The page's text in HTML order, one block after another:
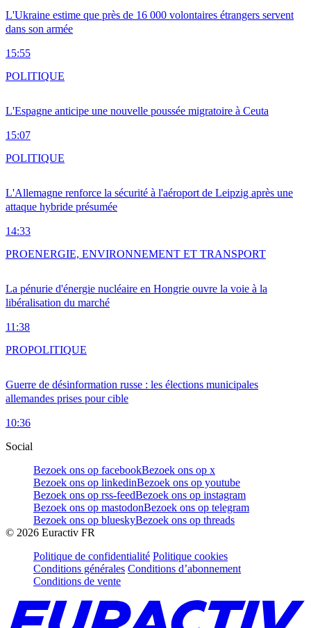
L'Ukraine estime que près de 16 000 volontaires étrangers servent
dans son armée
15:55
L'Espagne anticipe une nouvelle poussée migratoire à Ceuta
15:07
POLITIQUE
L'Allemagne renforce la sécurité à l'aéroport de Leipzig après une
attaque hybride présumée
14:33
POLITIQUE
La pénurie d'énergie nucléaire en Hongrie ouvre la voie à la
libéralisation du marché
11:38
PROENERGIE, ENVIRONNEMENT ET TRANSPORT
Guerre de désinformation russe : les élections municipales
allemandes prises pour cible
10:36
PROPOLITIQUE
Social
Bezoek ons op facebookBezoek ons op x
Bezoek ons op linkedinBezoek ons op youtube
Bezoek ons op rss-feedBezoek ons op instagram
Bezoek ons op mastodonBezoek ons op telegram
Bezoek ons op blueskyBezoek ons op threads
© 2026 Euractiv FR
Politique de confidentialité Politique cookies
Conditions générales Conditions d’abonnement
Conditions de vente